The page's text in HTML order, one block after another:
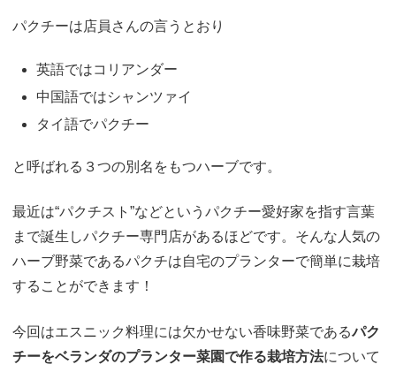
パクチーは店員さんの言うとおり
英語ではコリアンダー
中国語ではシャンツァイ
タイ語でパクチー
と呼ばれる３つの別名をもつハーブです。
最近は“パクチスト”などというパクチー愛好家を指す言葉
まで誕生しパクチー専門店があるほどです。そんな人気の
ハーブ野菜であるパクチは自宅のプランターで簡単に栽培
することができます！
今回はエスニック料理には欠かせない香味野菜であるパク
チーをベランダのプランター菜園で作る栽培方法について